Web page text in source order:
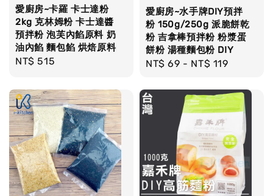
愛廚房~卡羅 卡士達粉
2kg 克林姆粉 卡士達醬
預拌粉 泡芙內餡原料 奶
油內餡 麵包餡 烘焙原料
Regular
NT$ 515
愛廚房~水手牌DIY預拌
粉 150g/250g 派脆餅乾
粉 吉拿棒預拌粉 粉漿蛋
餅粉 湯種麵包粉 DIY
Regular
NT$ 69 - NT$ 119